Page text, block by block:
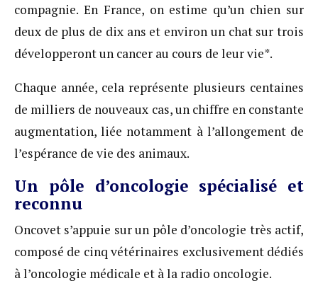
compagnie. En France, on estime qu’un chien sur
deux de plus de dix ans et environ un chat sur trois
développeront un cancer au cours de leur vie*.
Chaque année, cela représente plusieurs centaines
de milliers de nouveaux cas, un chiffre en constante
augmentation, liée notamment à l’allongement de
l’espérance de vie des animaux.
Un pôle d’oncologie spécialisé et
reconnu
Oncovet s’appuie sur un pôle d’oncologie très actif,
composé de cinq vétérinaires exclusivement dédiés
à l’oncologie médicale et à la radio oncologie.